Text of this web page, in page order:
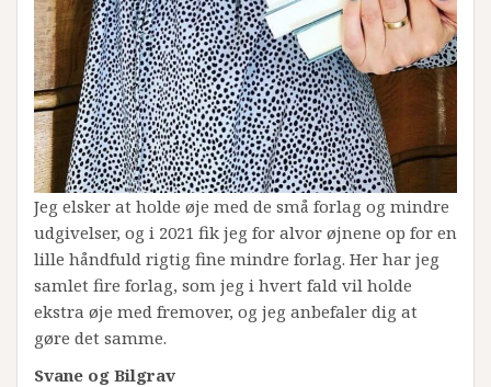
Jeg elsker at holde øje med de små forlag og mindre
udgivelser, og i 2021 fik jeg for alvor øjnene op for en
lille håndfuld rigtig fine mindre forlag. Her har jeg
samlet fire forlag, som jeg i hvert fald vil holde
ekstra øje med fremover, og jeg anbefaler dig at
gøre det samme.
Svane og Bilgrav